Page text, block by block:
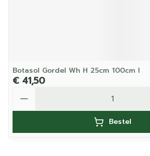
Botasol Gordel Wh H 25cm 100cm l
€ 41,50
Bestel